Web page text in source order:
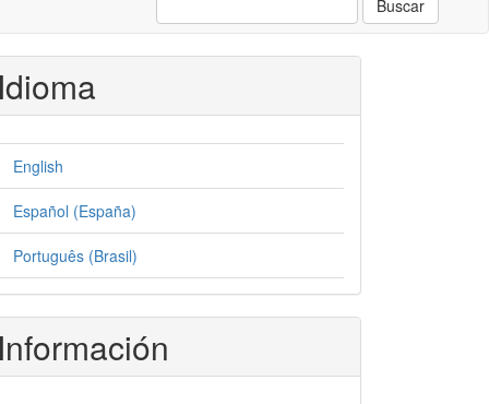
Buscar
English
Español (España)
Português (Brasil)